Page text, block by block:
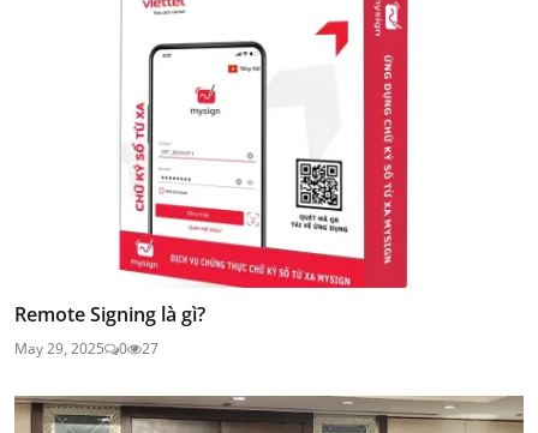
Remote Signing là gì?
May 29, 2025 0 27